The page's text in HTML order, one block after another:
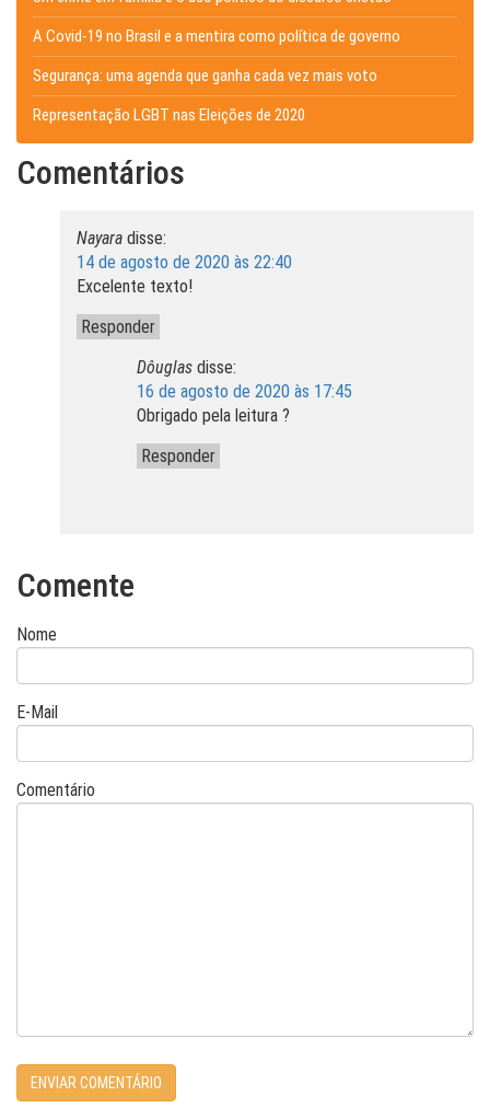
A Covid-19 no Brasil e a mentira como política de governo
Segurança: uma agenda que ganha cada vez mais voto
Representação LGBT nas Eleições de 2020
Comentários
Nayara disse:
14 de agosto de 2020 às 22:40
Excelente texto!
Responder
Dôuglas disse:
16 de agosto de 2020 às 17:45
Obrigado pela leitura ?
Responder
Comente
Nome
E-Mail
Comentário